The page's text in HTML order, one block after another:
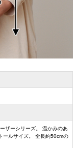
ザーシリーズ。 温かみのあ
ールサイズ。 全長約50cmの